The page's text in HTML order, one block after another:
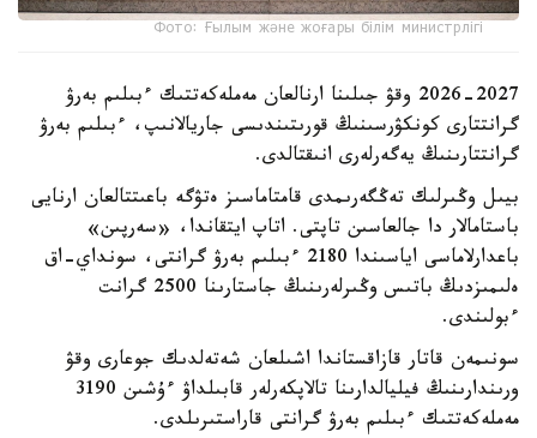
Фото: Ғылым және жоғары білім министрлігі
2026-2027 وقۋ جىلىنا ارنالعان مەملەكەتتىك ءبىلىم بەرۋ
گرانتتارى كونكۋرسىنىڭ قورىتىندىسى جاريالانىپ، ءبىلىم بەرۋ
گرانتتارىنىڭ يەگەرلەرى انىقتالدى.
بيىل وڭىرلىك تەڭگەرىمدى قامتاماسىز ەتۋگە باعىتتالعان ارنايى
باستامالار دا جالعاسىن تاپتى. اتاپ ايتقاندا، «سەرپىن»
باعدارلاماسى اياسىندا 2180 ءبىلىم بەرۋ گرانتى، سونداي-اق
ەلىمىزدىڭ باتىس وڭىرلەرىنىڭ جاستارىنا 2500 گرانت
ءبولىندى.
سونىمەن قاتار قازاقستاندا اشىلعان شەتەلدىك جوعارى وقۋ
ورىندارىنىڭ فيليالدارىنا تالاپكەرلەر قابىلداۋ ءۇشىن 3190
مەملەكەتتىك ءبىلىم بەرۋ گرانتى قاراستىرىلدى.